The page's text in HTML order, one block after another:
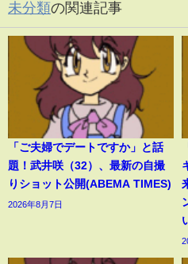
未分類の関連記事
「ご夫婦でデートですか」と話
題！武井咲（32）、最新の自撮
りショット公開(ABEMA TIMES)
2026年8月7日